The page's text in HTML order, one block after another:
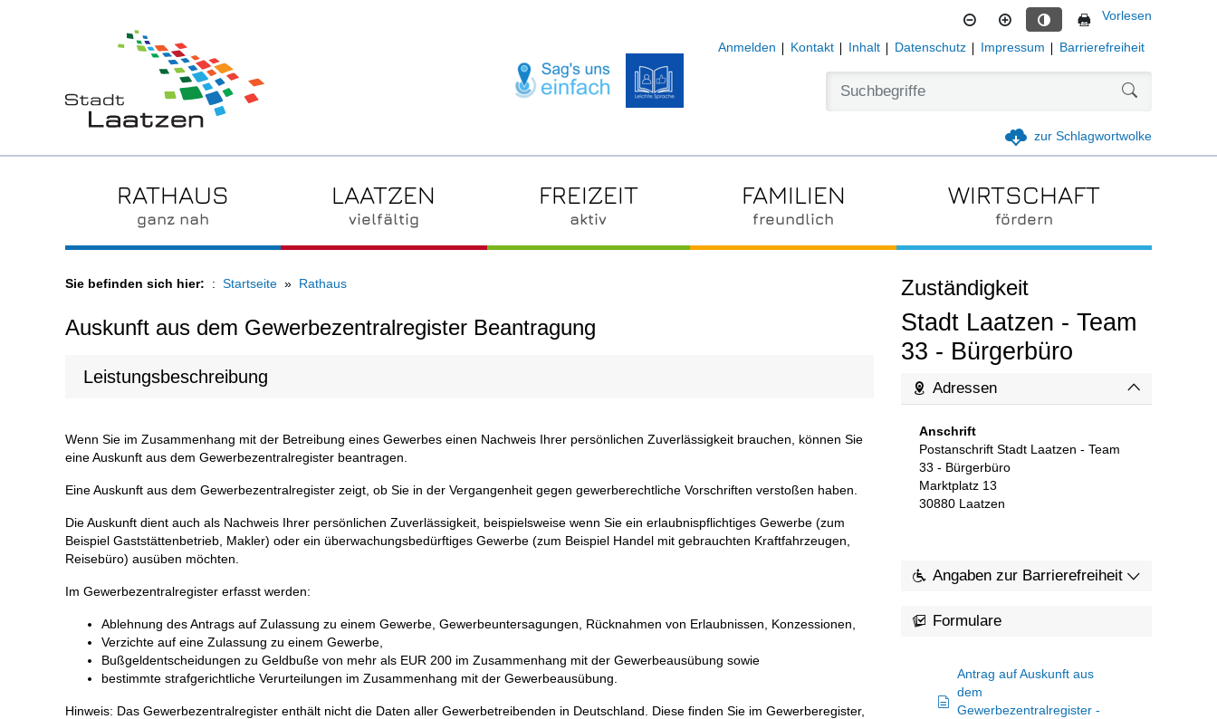
Kontrastmodus aktivieren
Vorlesen
Anmelden Kontakt Inhalt Datenschutz Impressum Barrierefreiheit
zur Schlagwortwolke
RATHAUS
ganz nah
LAATZEN
vielfältig
FREIZEIT
aktiv
FAMILIEN
freundlich
WIRTSCHAFT
fördern
Sie befinden sich hier: Startseite Rathaus
Auskunft aus dem Gewerbezentralregister Beantragung
Leistungsbeschreibung
Wenn Sie im Zusammenhang mit der Betreibung eines Gewerbes einen Nachweis Ihrer persönlichen Zuverlässigkeit brauchen, können Sie
eine Auskunft aus dem Gewerbezentralregister beantragen.
Eine Auskunft aus dem Gewerbezentralregister zeigt, ob Sie in der Vergangenheit gegen gewerberechtliche Vorschriften verstoßen haben.
Die Auskunft dient auch als Nachweis Ihrer persönlichen Zuverlässigkeit, beispielsweise wenn Sie ein erlaubnispflichtiges Gewerbe (zum
Beispiel Gaststättenbetrieb, Makler) oder ein überwachungsbedürftiges Gewerbe (zum Beispiel Handel mit gebrauchten Kraftfahrzeugen,
Reisebüro) ausüben möchten.
Im Gewerbezentralregister erfasst werden:
Ablehnung des Antrags auf Zulassung zu einem Gewerbe, Gewerbeuntersagungen, Rücknahmen von Erlaubnissen, Konzessionen,
Verzichte auf eine Zulassung zu einem Gewerbe,
Bußgeldentscheidungen zu Geldbuße von mehr als EUR 200 im Zusammenhang mit der Gewerbeausübung sowie
bestimmte strafgerichtliche Verurteilungen im Zusammenhang mit der Gewerbeausübung.
Hinweis: Das Gewerbezentralregister enthält nicht die Daten aller Gewerbetreibenden in Deutschland. Diese finden Sie im Gewerberegister,
Zuständigkeit
Stadt Laatzen - Team
33 - Bürgerbüro
Adressen
Anschrift
Postanschrift Stadt Laatzen - Team
33 - Bürgerbüro
Marktplatz 13
30880 Laatzen
Angaben zur Barrierefreiheit
Formulare
Antrag auf Auskunft aus
dem
Gewerbezentralregister -